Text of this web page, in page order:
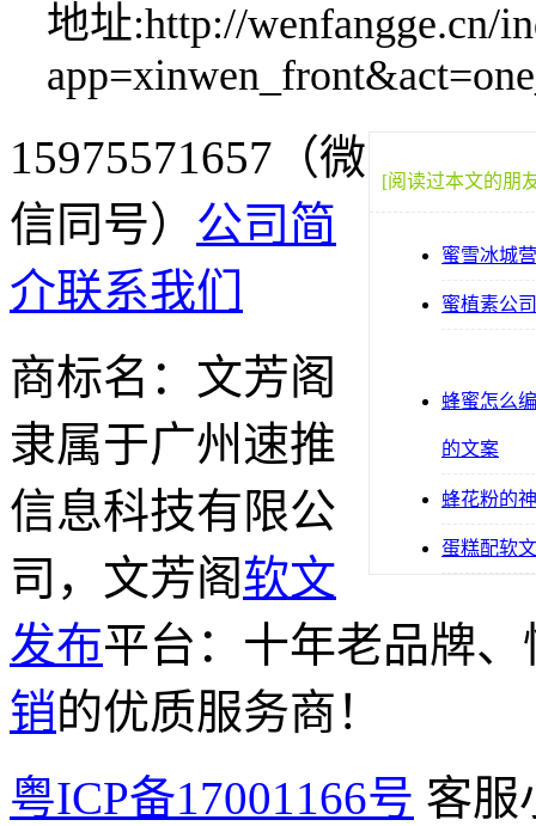
地址:http://wenfangge.cn/
[阅读过本文的朋
蜜雪冰城
蜜植素公
蜂蜜怎么
的文案
蜂花粉的
蛋糕配软
15975571657（微
信同号） 公司简
介联系我们
商标名：文芳阁
隶属于广州速推
信息科技有限公
司，文芳阁软文
发布平台：十年老品牌
销的优质服务商！
粤ICP备17001166号 客服